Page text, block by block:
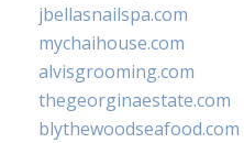
jbellasnailspa.com
mychaihouse.com
alvisgrooming.com
thegeorginaestate.com
blythewoodseafood.com